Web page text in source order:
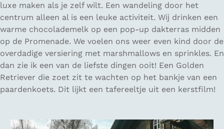
luxe maken als je zelf wilt. Een wandeling door het
centrum alleen al is een leuke activiteit. Wij drinken een
warme chocolademelk op een pop-up dakterras midden
op de Promenade. We voelen ons weer even kind door de
overdadige versiering met marshmallows en sprinkles. En
dan zie ik een van de liefste dingen ooit! Een Golden
Retriever die zoet zit te wachten op het bankje van een
paardenkoets. Dit lijkt een tafereeltje uit een kerstfilm!